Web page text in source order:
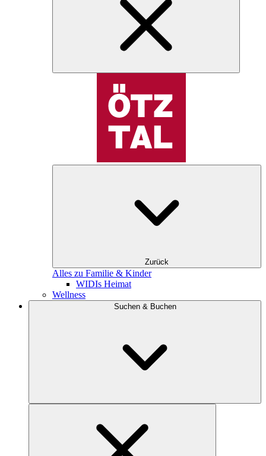
Zurück
Alles zu Familie & Kinder
WIDIs Heimat
Wellness
Suchen & Buchen